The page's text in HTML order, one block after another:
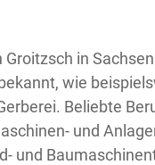
in
wie
Beliebte
und
und